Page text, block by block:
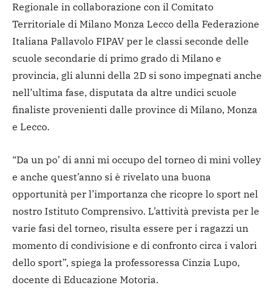
Regionale in collaborazione con il Comitato
Territoriale di Milano Monza Lecco della Federazione
Italiana Pallavolo FIPAV per le classi seconde delle
scuole secondarie di primo grado di Milano e
provincia, gli alunni della 2D si sono impegnati anche
nell’ultima fase, disputata da altre undici scuole
finaliste provenienti dalle province di Milano, Monza
e Lecco.
“Da un po’ di anni mi occupo del torneo di mini volley
e anche quest’anno si è rivelato una buona
opportunità per l’importanza che ricopre lo sport nel
nostro Istituto Comprensivo. L’attività prevista per le
varie fasi del torneo, risulta essere per i ragazzi un
momento di condivisione e di confronto circa i valori
dello sport”, spiega la professoressa Cinzia Lupo,
docente di Educazione Motoria.